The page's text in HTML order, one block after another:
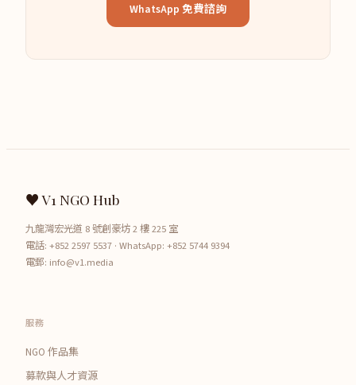
WhatsApp 免費諮詢
♥ V1 NGO Hub
九龍灣宏光道 8 號創豪坊 2 樓 225 室
電話: +852 2597 5537 · WhatsApp: +852 5744 9394
電郵: info@v1.media
服務
NGO 作品集
募款與人才資源